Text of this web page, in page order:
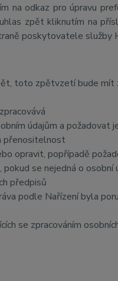
odkaz pro úpravu
zpět kliknutím na
poskytovatele služby
toto zpětvzetí bude mít
údajům a požadovat
přenositelnost
opravit, popřípadě
se nejedná o osobní
předpisů
podle Nařízení byla
se zpracováním